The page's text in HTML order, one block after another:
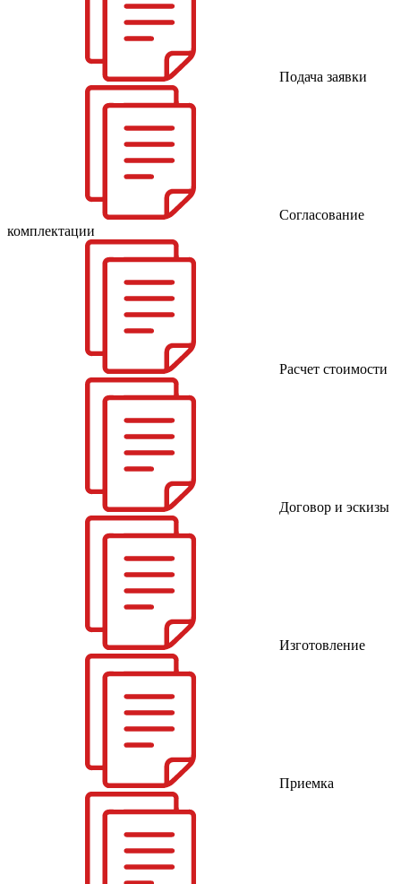
Подача заявки
Согласование
комплектации
Расчет стоимости
Договор и эскизы
Изготовление
Приемка